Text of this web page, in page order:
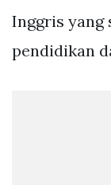
Inggris yang
pendidikan